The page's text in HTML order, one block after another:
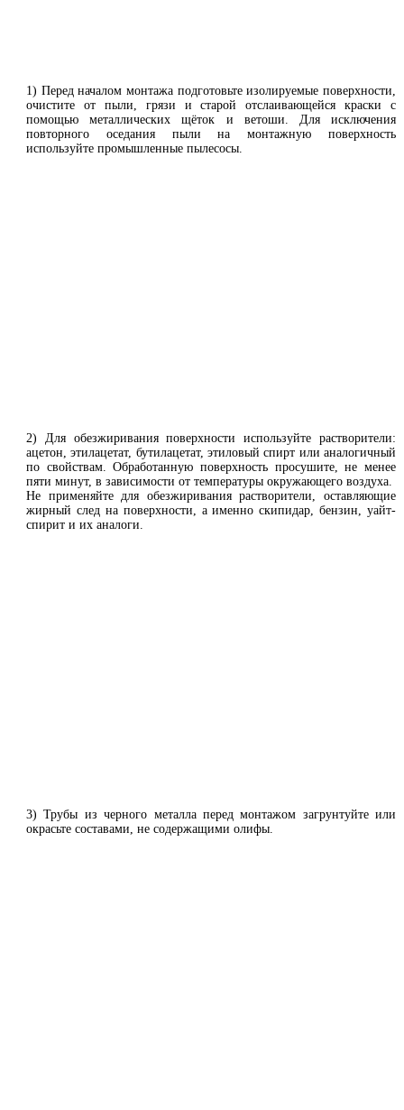
1) Перед началом монтажа подготовьте изолируемые поверхности,
очистите от пыли, грязи и старой отслаивающейся краски с
помощью металлических щёток и ветоши. Для исключения
повторного оседания пыли на монтажную поверхность
используйте промышленные пылесосы.
2) Для обезжиривания поверхности используйте растворители:
ацетон, этилацетат, бутилацетат, этиловый спирт или аналогичный
по свойствам. Обработанную поверхность просушите, не менее
пяти минут, в зависимости от температуры окружающего воздуха.
Не применяйте для обезжиривания растворители, оставляющие
жирный след на поверхности, а именно скипидар, бензин, уайт-
спирит и их аналоги.
3) Трубы из черного металла перед монтажом загрунтуйте или
окрасьте составами, не содержащими олифы.